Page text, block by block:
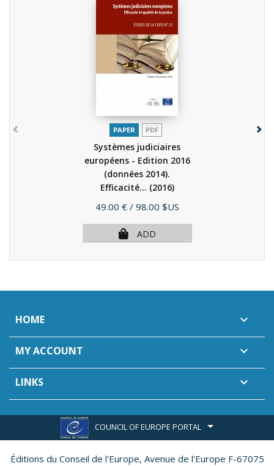
PAPER PDF
Systèmes judiciaires
européens - Edition 2016
(données 2014).
Efficacité... (2016)
Price
49.00 € / 98.00 $US
ADD
HOME 
MY ACCOUNT 
LINKS 
COUNCIL OF EUROPE PORTAL
Éditions du Conseil de l'Europe, Avenue de l'Europe F-67075